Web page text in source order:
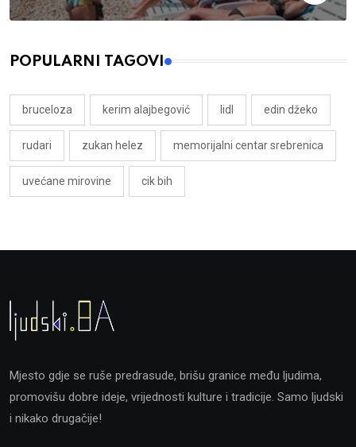
POPULARNI TAGOVI
bruceloza kerim alajbegović lidl edin džeko
rudari zukan helez memorijalni centar srebrenica
uvećane mirovine cik bih
Mjesto gdje se ruše predrasude, brišu granice među ljudima,
promovišu dobre ideje, vrijednosti kulture i tradicije. Samo ljudski
i nikako drugačije!